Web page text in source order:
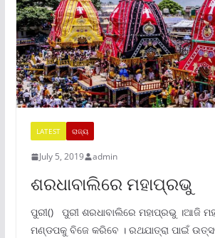
LATEST ରାଜ୍ୟ
July 5, 2019 admin
ଶରଧାବାଲିରେ ମହାପ୍ରଭୁ
ପୁରୀ() ପୁରୀ ଶରଧାବାଲିରେ ମହାପ୍ରଭୁ ।ଆଜି
ମଣ୍ଡପକୁ ବିଜେ କରିବେ । ରଥଯାତ୍ରା ପାଇଁ